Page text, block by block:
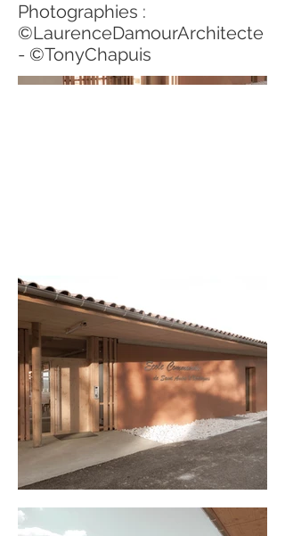
Photographies :
©LaurenceDamourArchitecte
- ©TonyChapuis